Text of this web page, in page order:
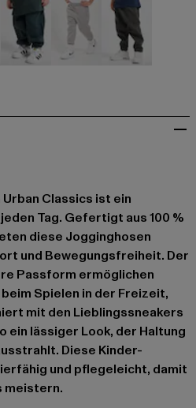
Classics ist ein
Tag. Gefertigt aus 100 %
diese Jogginghosen
und Bewegungsfreiheit. Der
Passform ermöglichen
Spielen in der Freizeit,
mit den Lieblingssneakers
ein lässiger Look, der Haltung
Diese Kinder-
und pflegeleicht, damit
meistern.